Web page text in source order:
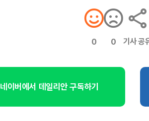
0 0 기사 공
네이버에서 데일리안 구독하기